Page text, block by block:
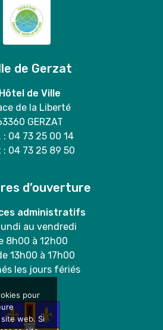
de Gerzat
Hôtel de Ville
de la Liberté
GERZAT
: 04 73 25 00 14
: 04 73 25 89 50
d’ouverture
administratifs
au vendredi
8h00 à 12h00
13h00 à 17h00
les jours fériés
pour
web. Si